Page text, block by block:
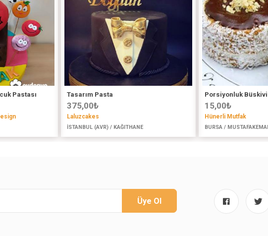
Pastası Tasarım Pasta
375,00₺
Laluzcakes
İSTANBUL (AVR) / KAĞITHANE
Porsiyonluk
15,00₺
Hünerli Mutfak
BURSA /
Üye Ol